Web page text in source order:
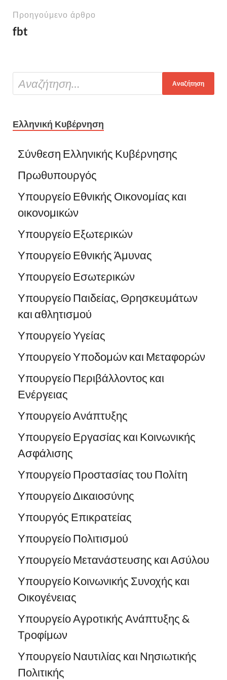
Προηγούμενο άρθρο
fbt
Ελληνική Κυβέρνηση
Σύνθεση Ελληνικής Κυβέρνησης
Πρωθυπουργός
Υπουργείο Εθνικής Οικονομίας και
οικονομικών
Υπουργείο Εξωτερικών
Υπουργείο Εθνικής Άμυνας
Υπουργείο Εσωτερικών
Υπουργείο Παιδείας, Θρησκευμάτων
και αθλητισμού
Υπουργείο Υγείας
Υπουργείο Υποδομών και Μεταφορών
Υπουργείο Περιβάλλοντος και
Ενέργειας
Υπουργείο Ανάπτυξης
Υπουργείο Εργασίας και Κοινωνικής
Ασφάλισης
Υπουργείο Προστασίας του Πολίτη
Υπουργείο Δικαιοσύνης
Υπουργός Επικρατείας
Υπουργείο Πολιτισμού
Υπουργείο Μετανάστευσης και Ασύλου
Υπουργείο Κοινωνικής Συνοχής και
Οικογένειας
Υπουργείο Αγροτικής Ανάπτυξης &
Τροφίμων
Υπουργείο Ναυτιλίας και Νησιωτικής
Πολιτικής